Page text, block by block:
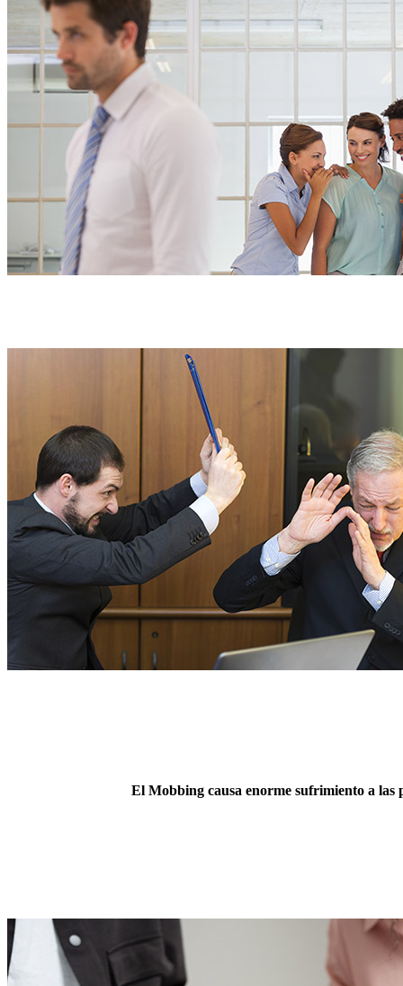
El Mobbing causa enorme sufrimiento a las